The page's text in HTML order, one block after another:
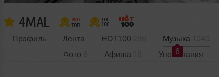
4MAL
Профиль Лента HOT100
Музыка
6
Фото
Афиша Упоминания